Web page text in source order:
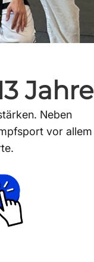
Jahre
Neben
vor allem